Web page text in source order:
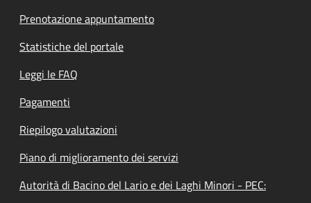
Prenotazione appuntamento
Statistiche del portale
Leggi le FAQ
Pagamenti
Riepilogo valutazioni
Piano di miglioramento dei servizi
Autorità di Bacino del Lario e dei Laghi Minori - PEC: